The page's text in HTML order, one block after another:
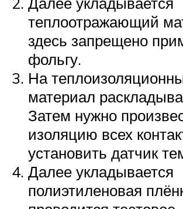
теплоотражающий
здесь запрещено
фольгу.
На
материал
Затем нужно
изоляцию всех
установить датчик
Далее укладывается
полиэтиленовая